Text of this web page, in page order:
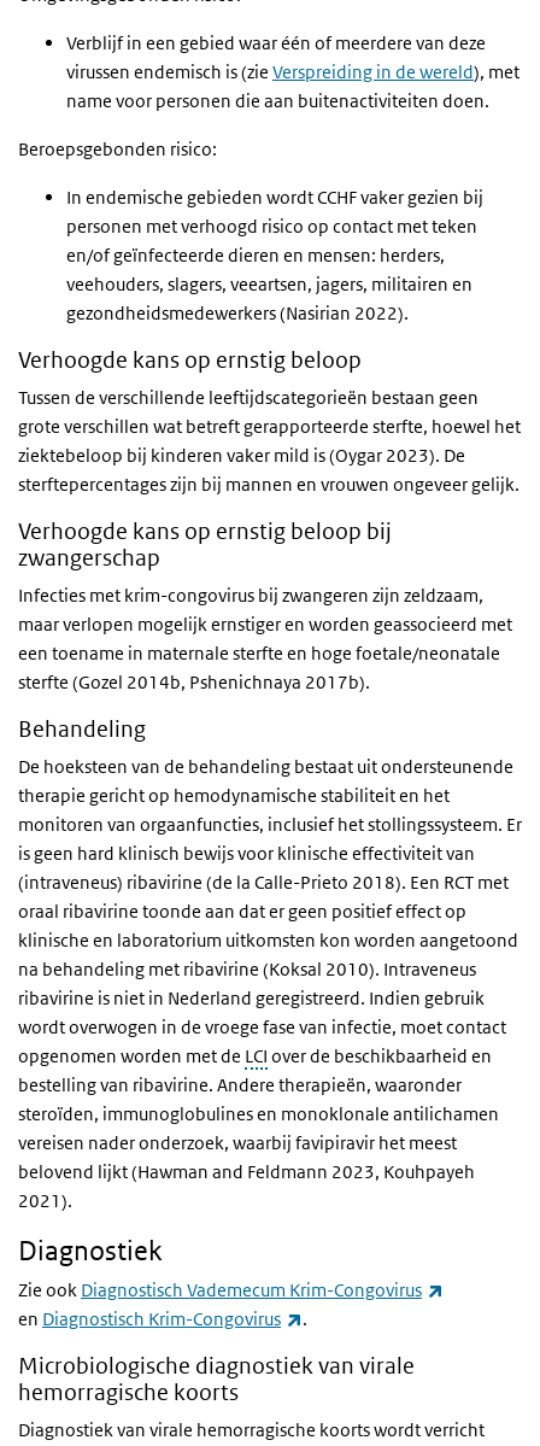
Verblijf in een gebied waar één of meerdere van deze
virussen endemisch is (zie Verspreiding in de wereld), met
name voor personen die aan buitenactiviteiten doen.
Beroepsgebonden risico:
In endemische gebieden wordt CCHF vaker gezien bij
personen met verhoogd risico op contact met teken
en/of geïnfecteerde dieren en mensen: herders,
veehouders, slagers, veeartsen, jagers, militairen en
gezondheidsmedewerkers (Nasirian 2022).
Verhoogde kans op ernstig beloop
Tussen de verschillende leeftijdscategorieën bestaan geen
grote verschillen wat betreft gerapporteerde sterfte, hoewel het
ziektebeloop bij kinderen vaker mild is (Oygar 2023). De
sterftepercentages zijn bij mannen en vrouwen ongeveer gelijk.
Verhoogde kans op ernstig beloop bij
zwangerschap
Infecties met krim-congovirus bij zwangeren zijn zeldzaam,
maar verlopen mogelijk ernstiger en worden geassocieerd met
een toename in maternale sterfte en hoge foetale/neonatale
sterfte (Gozel 2014b, Pshenichnaya 2017b).
Behandeling
De hoeksteen van de behandeling bestaat uit ondersteunende
therapie gericht op hemodynamische stabiliteit en het
monitoren van orgaanfuncties, inclusief het stollingssysteem. Er
is geen hard klinisch bewijs voor klinische effectiviteit van
(intraveneus) ribavirine (de la Calle-Prieto 2018). Een RCT met
oraal ribavirine toonde aan dat er geen positief effect op
klinische en laboratorium uitkomsten kon worden aangetoond
na behandeling met ribavirine (Koksal 2010). Intraveneus
ribavirine is niet in Nederland geregistreerd. Indien gebruik
wordt overwogen in de vroege fase van infectie, moet contact
opgenomen worden met de LCI over de beschikbaarheid en
bestelling van ribavirine. Andere therapieën, waaronder
steroïden, immunoglobulines en monoklonale antilichamen
vereisen nader onderzoek, waarbij favipiravir het meest
belovend lijkt (Hawman and Feldmann 2023, Kouhpayeh
2021).
Diagnostiek
Zie ook Diagnostisch Vademecum Krim-Congovirus
en Diagnostisch Krim-Congovirus (externe link)
.
Microbiologische diagnostiek van virale
hemorragische koorts
Diagnostiek van virale hemorragische koorts wordt verricht